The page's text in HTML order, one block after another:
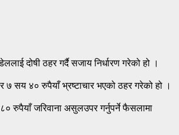
दोषी ठहर गर्दै सजाय निर्धारण गरेको हो ।
७ सय ४० रुपैयाँ भ्रष्टाचार भएको ठहर गरेको हो ।
जरिवाना असुलउपर गर्नुपर्ने फैसलामा